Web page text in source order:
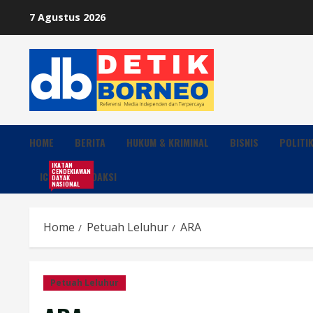
content
7 Agustus 2026
HOME BERITA HUKUM & KRIMINAL BISNIS POLITIK
ICDN
IKATAN
CENDEKIAWAN
DAYAK
NASIONALREDAKSI
Home Petuah Leluhur ARA
Petuah Leluhur